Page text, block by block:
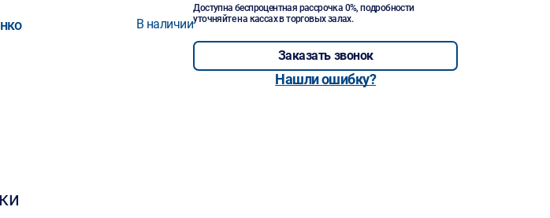
В наличии
Доступна беспроцентная рассрочка 0%, подробности
уточняйте на кассах в торговых залах.
Заказать звонок
Нашли ошибку?